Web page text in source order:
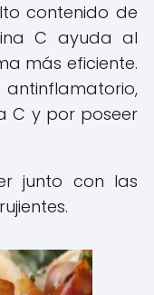
contenido de
C ayuda al
más eficiente.
C y por poseer
junto con las